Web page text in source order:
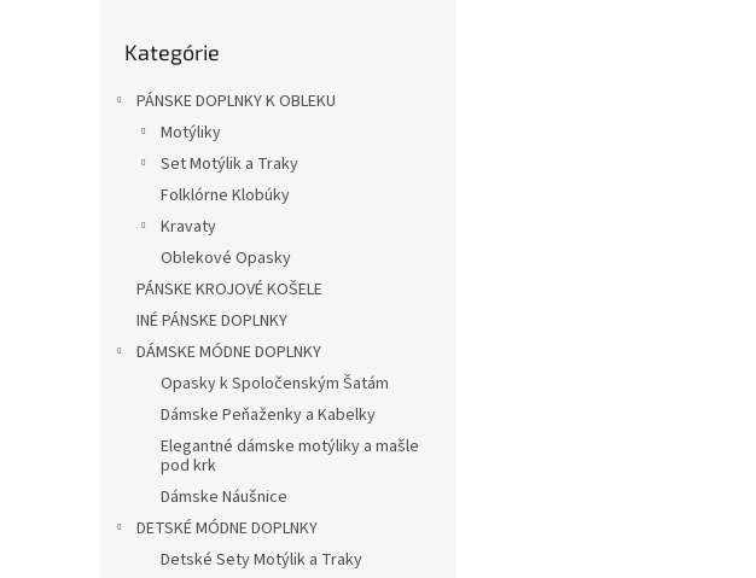
kategórie
Kategórie
PÁNSKE DOPLNKY K OBLEKU
Motýliky
Set Motýlik a Traky
Folklórne Klobúky
Kravaty
Oblekové Opasky
PÁNSKE KROJOVÉ KOŠELE
INÉ PÁNSKE DOPLNKY
DÁMSKE MÓDNE DOPLNKY
Opasky k Spoločenským Šatám
Dámske Peňaženky a Kabelky
Elegantné dámske motýliky a mašle
pod krk
Dámske Náušnice
DETSKÉ MÓDNE DOPLNKY
Detské Sety Motýlik a Traky